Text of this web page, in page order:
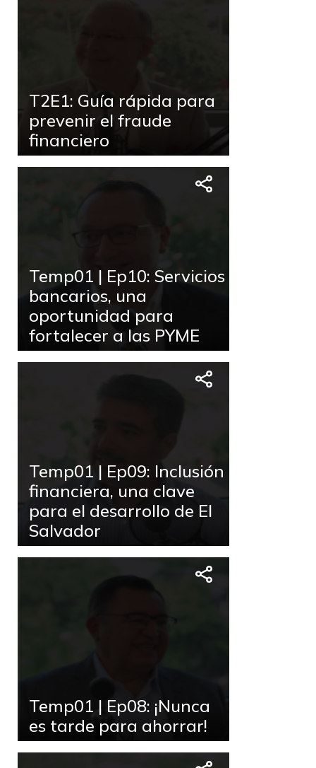
T2E1: Guía rápida para
prevenir el fraude
financiero
Temp01 | Ep10: Servicios
bancarios, una
oportunidad para
fortalecer a las PYME
Temp01 | Ep09: Inclusión
financiera, una clave
para el desarrollo de El
Salvador
Temp01 | Ep08: ¡Nunca
es tarde para ahorrar!